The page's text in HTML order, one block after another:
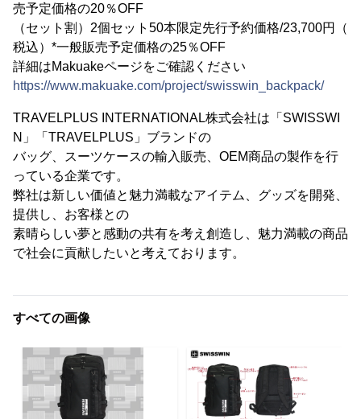
売予定価格の20％OFF
（セット割）2個セット50本限定先行予約価格/23,700円（
税込）*一般販売予定価格の25％OFF
詳細はMakuakeページをご確認ください
https://www.makuake.com/project/swisswin_backpack/
TRAVELPLUS INTERNATIONAL株式会社は「SWISSWI
N」「TRAVELPLUS」ブランドの
バッグ、スーツケースの輸入販売、OEM商品の製作を行
っている企業です。
弊社は新しい価値と魅力満載なアイテム、グッズを開発、
提供し、お客様との
素晴らしい夢と感動の共有を考え創造し、魅力満載の商品
で社会に貢献したいと考えております。
すべての画像